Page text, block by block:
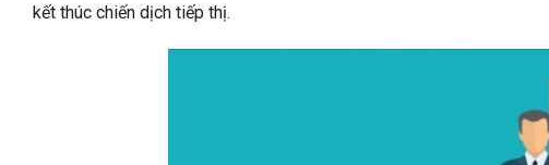
kết thúc chiến dịch tiếp thị.